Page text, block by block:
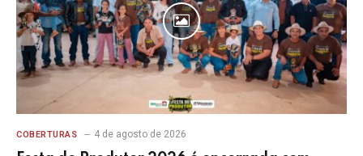
COBERTURAS 4 de agosto de 2026